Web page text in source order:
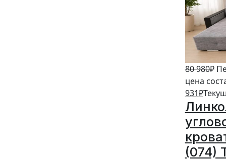
80 980₽
цена
931₽
(074)